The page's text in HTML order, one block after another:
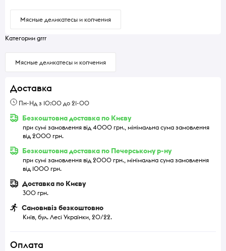
Мясные деликатесы и копчения
Категории grrr
Мясные деликатесы и копчения
Доставка
Пн-Нд з 10:00 до 21-00
Безкоштовна доставка по Києву
при сумі замовлення від 4000 грн., мінімальна сума замовлення
від 2000 грн.
Безкоштовна доставка по Печерському р-ну
при сумі замовлення від 2000 грн., мінімальна сума замовлення
від 1000 грн.
Доставка по Києву
300 грн.
Самовивіз безкоштовно
Київ, бул. Лесі Українки, 20/22.
Оплата